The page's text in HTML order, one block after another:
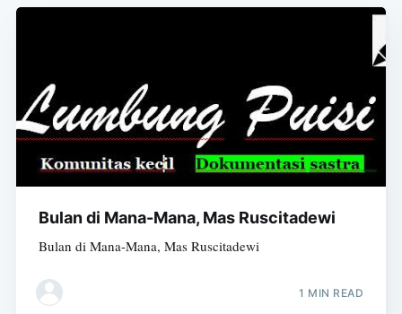
Bulan di Mana-Mana, Mas Ruscitadewi
Bulan di Mana-Mana, Mas Ruscitadewi
1 MIN READ